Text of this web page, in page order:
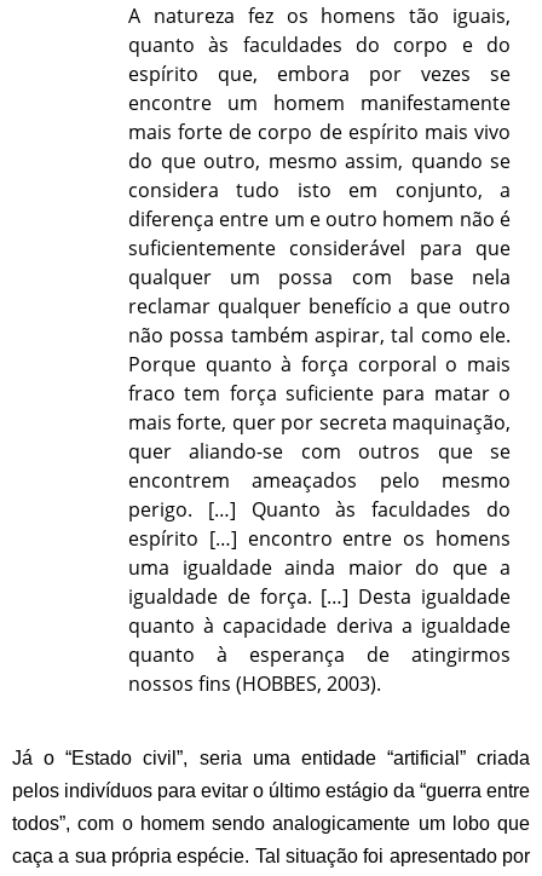
A natureza fez os homens tão iguais,
quanto às faculdades do corpo e do
espírito que, embora por vezes se
encontre um homem manifestamente
mais forte de corpo de espírito mais vivo
do que outro, mesmo assim, quando se
considera tudo isto em conjunto, a
diferença entre um e outro homem não é
suficientemente considerável para que
qualquer um possa com base nela
reclamar qualquer benefício a que outro
não possa também aspirar, tal como ele.
Porque quanto à força corporal o mais
fraco tem força suficiente para matar o
mais forte, quer por secreta maquinação,
quer aliando-se com outros que se
encontrem ameaçados pelo mesmo
perigo. […] Quanto às faculdades do
espírito […] encontro entre os homens
uma igualdade ainda maior do que a
igualdade de força. […] Desta igualdade
quanto à capacidade deriva a igualdade
quanto à esperança de atingirmos
nossos fins (HOBBES, 2003).
Já o “Estado civil”, seria uma entidade “artificial” criada
pelos indivíduos para evitar o último estágio da “guerra entre
todos”, com o homem sendo analogicamente um lobo que
caça a sua própria espécie. Tal situação foi apresentado por